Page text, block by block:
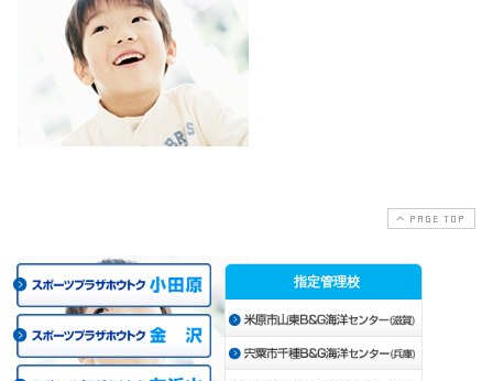
PAGE TOP
指定管理校